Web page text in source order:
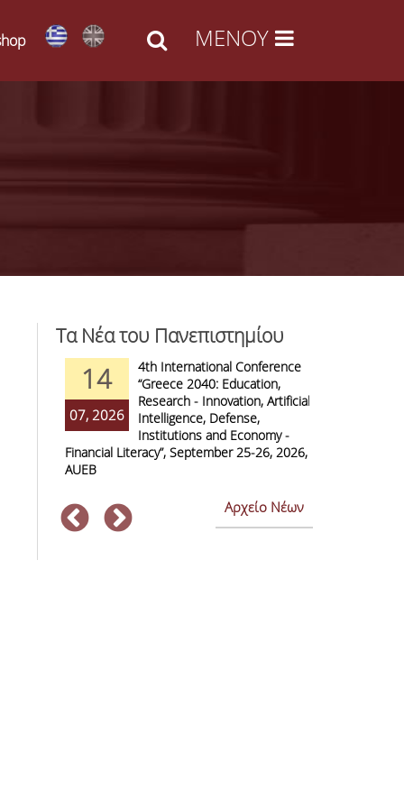
Τα Νέα του Πανεπιστημίου
14
07, 2026
4th International Conference
“Greece 2040: Education,
Research - Innovation, Artificial
Intelligence, Defense,
Institutions and Economy -
Financial Literacy”, September 25-26, 2026,
AUEB
Αρχείο Νέων